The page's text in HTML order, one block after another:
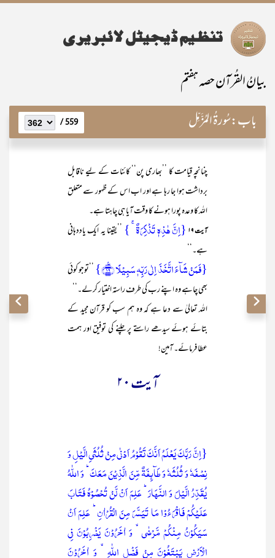
بیانُ القُرآن حصہ ہفتم
باب:سُورۃُ المُزَّمِّل 559 /
چنانچہ قیامت کا ’’بھاری پن‘‘ کائنات کے لیے ناقابل
برداشت ہوا جا رہا ہے اور اب اس کے ظہور سے متعلق
اللہ کا وعدہ پورا ہونے کا وقت آیا ہی چاہتا ہے۔
آیت ۱۹ {اِنَّ ہٰذِہٖ تَذۡکِرَۃٌ ۚ } ’’یقینا یہ ایک یاددہانی
ہے۔‘‘
{فَمَنۡ شَآءَ اتَّخَذَ اِلٰی رَبِّہٖ سَبِیۡلًا ﴿٪۱۹﴾}
’’توجو کوئی
بھی چاہے وہ اپنے رب کی طرف راستہ اختیار کرلے۔‘‘
اللہ تعالیٰ سے دعا ہے کہ وہ ہم سب کو قرآن مجید کے
بتائے ہوئے سیدھے راستے پر چلنے کی توفیق اور ہمت
عطا فرمائے۔ آمین!
آیت ۲۰
{اِنَّ رَبَّکَ یَعۡلَمُ اَنَّکَ تَقُوۡمُ اَدۡنٰی مِنۡ ثُلُثَیِ الَّیۡلِ وَ
نِصۡفَہٗ وَ ثُلُثَہٗ وَ طَآئِفَۃٌ مِّنَ الَّذِیۡنَ مَعَکَ ؕ وَ اللّٰہُ
یُقَدِّرُ الَّیۡلَ وَ النَّہَارَ ؕ عَلِمَ اَنۡ لَّنۡ تُحۡصُوۡہُ فَتَابَ
عَلَیۡکُمۡ فَاقۡرَءُوۡا مَا تَیَسَّرَ مِنَ الۡقُرۡاٰنِ ؕ عَلِمَ اَنۡ
سَیَکُوۡنُ مِنۡکُمۡ مَّرۡضٰی ۙ وَ اٰخَرُوۡنَ یَضۡرِبُوۡنَ فِی
الۡاَرۡضِ یَبۡتَغُوۡنَ مِنۡ فَضۡلِ اللّٰہِ ۙ وَ اٰخَرُوۡنَ